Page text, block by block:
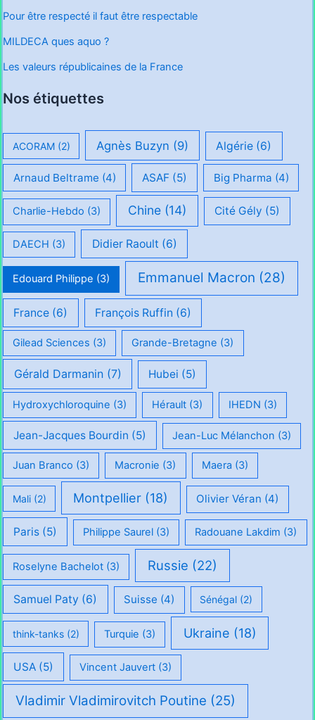
Pour être respecté il faut être respectable
MILDECA ques aquo ?
Les valeurs républicaines de la France
Nos étiquettes
ACORAM(2) Agnès Buzyn (9) Algérie (6)
Arnaud Beltrame (4) ASAF (5) Big Pharma (4)
Charlie-Hebdo (3) Chine (14) Cité Gély (5)
DAECH (3) Didier Raoult (6)
Edouard Philippe (3) Emmanuel Macron (28)
France (6) François Ruffin (6)
Gilead Sciences (3) Grande-Bretagne (3)
Gérald Darmanin(7) Hubei (5)
Hydroxychloroquine (3) Hérault (3) IHEDN (3)
Jean-Jacques Bourdin (5) Jean-Luc Mélanchon (3)
Juan Branco (3) Macronie (3) Maera (3)
Mali(2) Montpellier (18) Olivier Véran (4)
Paris(5) Philippe Saurel (3) Radouane Lakdim (3)
Roselyne Bachelot (3) Russie (22)
Samuel Paty (6) Suisse (4) Sénégal (2)
think-tanks(2) Turquie (3) Ukraine (18)
USA(5) Vincent Jauvert (3)
Vladimir Vladimirovitch Poutine (25)